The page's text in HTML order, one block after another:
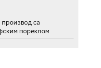
са
пореклом